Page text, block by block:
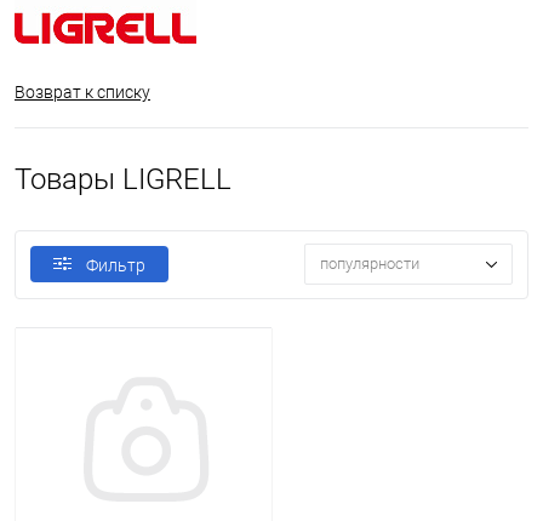
Возврат к списку
Товары LIGRELL
Фильтр популярности